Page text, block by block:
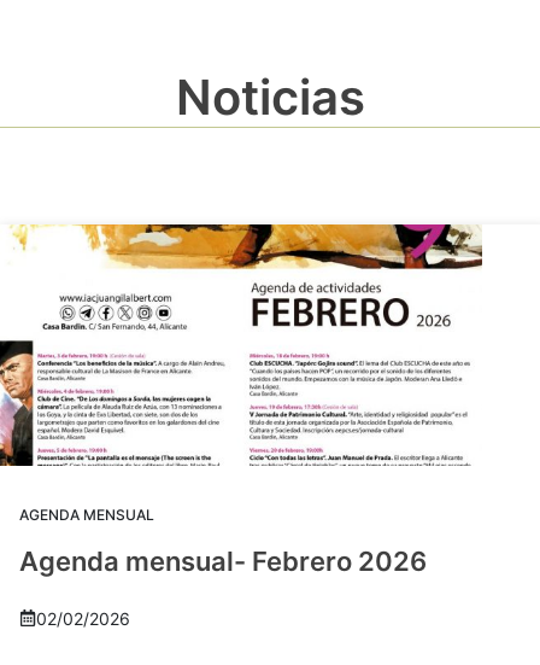
Noticias
AGENDA MENSUAL
Agenda mensual- Febrero 2026
02/02/2026